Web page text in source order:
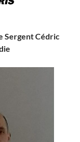
Sergent Cédric